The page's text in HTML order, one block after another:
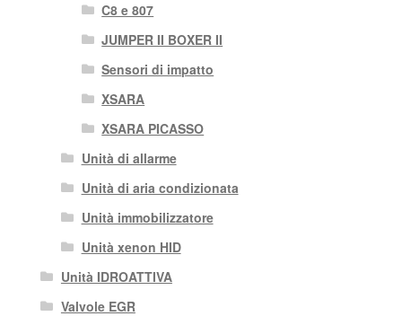
C8 e 807
JUMPER II BOXER II
Sensori di impatto
XSARA
XSARA PICASSO
Unità di allarme
Unità di aria condizionata
Unità immobilizzatore
Unità xenon HID
Unità IDROATTIVA
Valvole EGR